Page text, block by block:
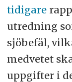
tidigare
utredning
sjöbefäl,
medvetet
uppgifter i